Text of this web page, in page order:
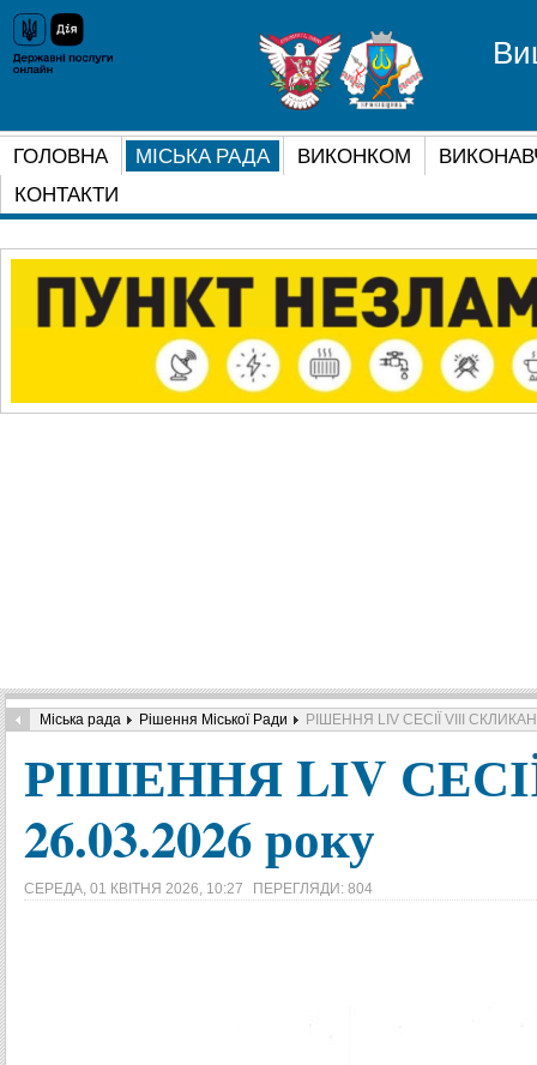
ГОЛОВНА МІСЬКА РАДА ВИКОНКОМ
КОНТАКТИ
Міська рада Рішення Міської Ради РІШЕННЯ LІV СЕСІЇ VIІІ
РІШЕННЯ LІV
26.03.2026 року
СЕРЕДА, 01 КВІТНЯ 2026, 10:27 ПЕРЕГЛЯДИ: 804